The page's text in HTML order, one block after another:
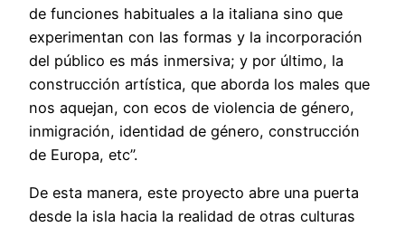
de funciones habituales a la italiana sino que
experimentan con las formas y la incorporación
del público es más inmersiva; y por último, la
construcción artística, que aborda los males que
nos aquejan, con ecos de violencia de género,
inmigración, identidad de género, construcción
de Europa, etc”.
De esta manera, este proyecto abre una puerta
desde la isla hacia la realidad de otras culturas